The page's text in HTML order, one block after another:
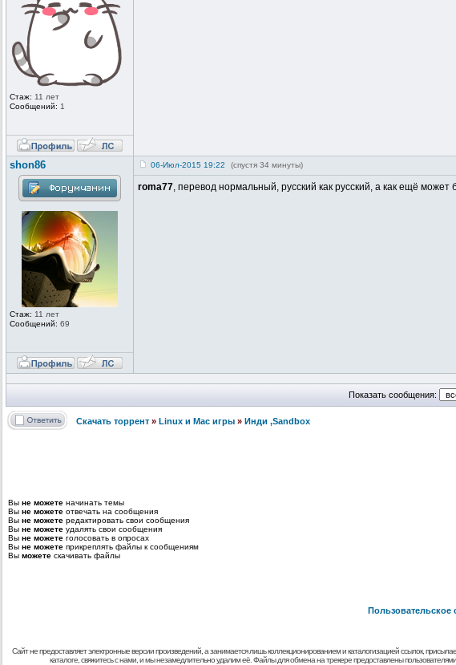
Стаж: 11 лет
Сообщений: 1
shon86
Стаж: 11 лет
Сообщений: 69
06-Июл-2015 19:22 (спустя 34 минуты)
roma77, перевод нормальный, русский как русский, а как ещё может
Показать сообщения:
Скачать торрент » Linux и Mac игры » Инди ,Sandbox
Вы не можете начинать темы
Вы не можете отвечать на сообщения
Вы не можете редактировать свои сообщения
Вы не можете удалять свои сообщения
Вы не можете голосовать в опросах
Вы не можете прикреплять файлы к сообщениям
Вы можете скачивать файлы
Пользовательское
Сайт не предоставляет электронные версии произведений, а занимается лишь коллекционированием и каталогизацией ссылок,
каталоге, свяжитесь с нами, и мы незамедлительно удалим её. Файлы для обмена на трекере предоставлены